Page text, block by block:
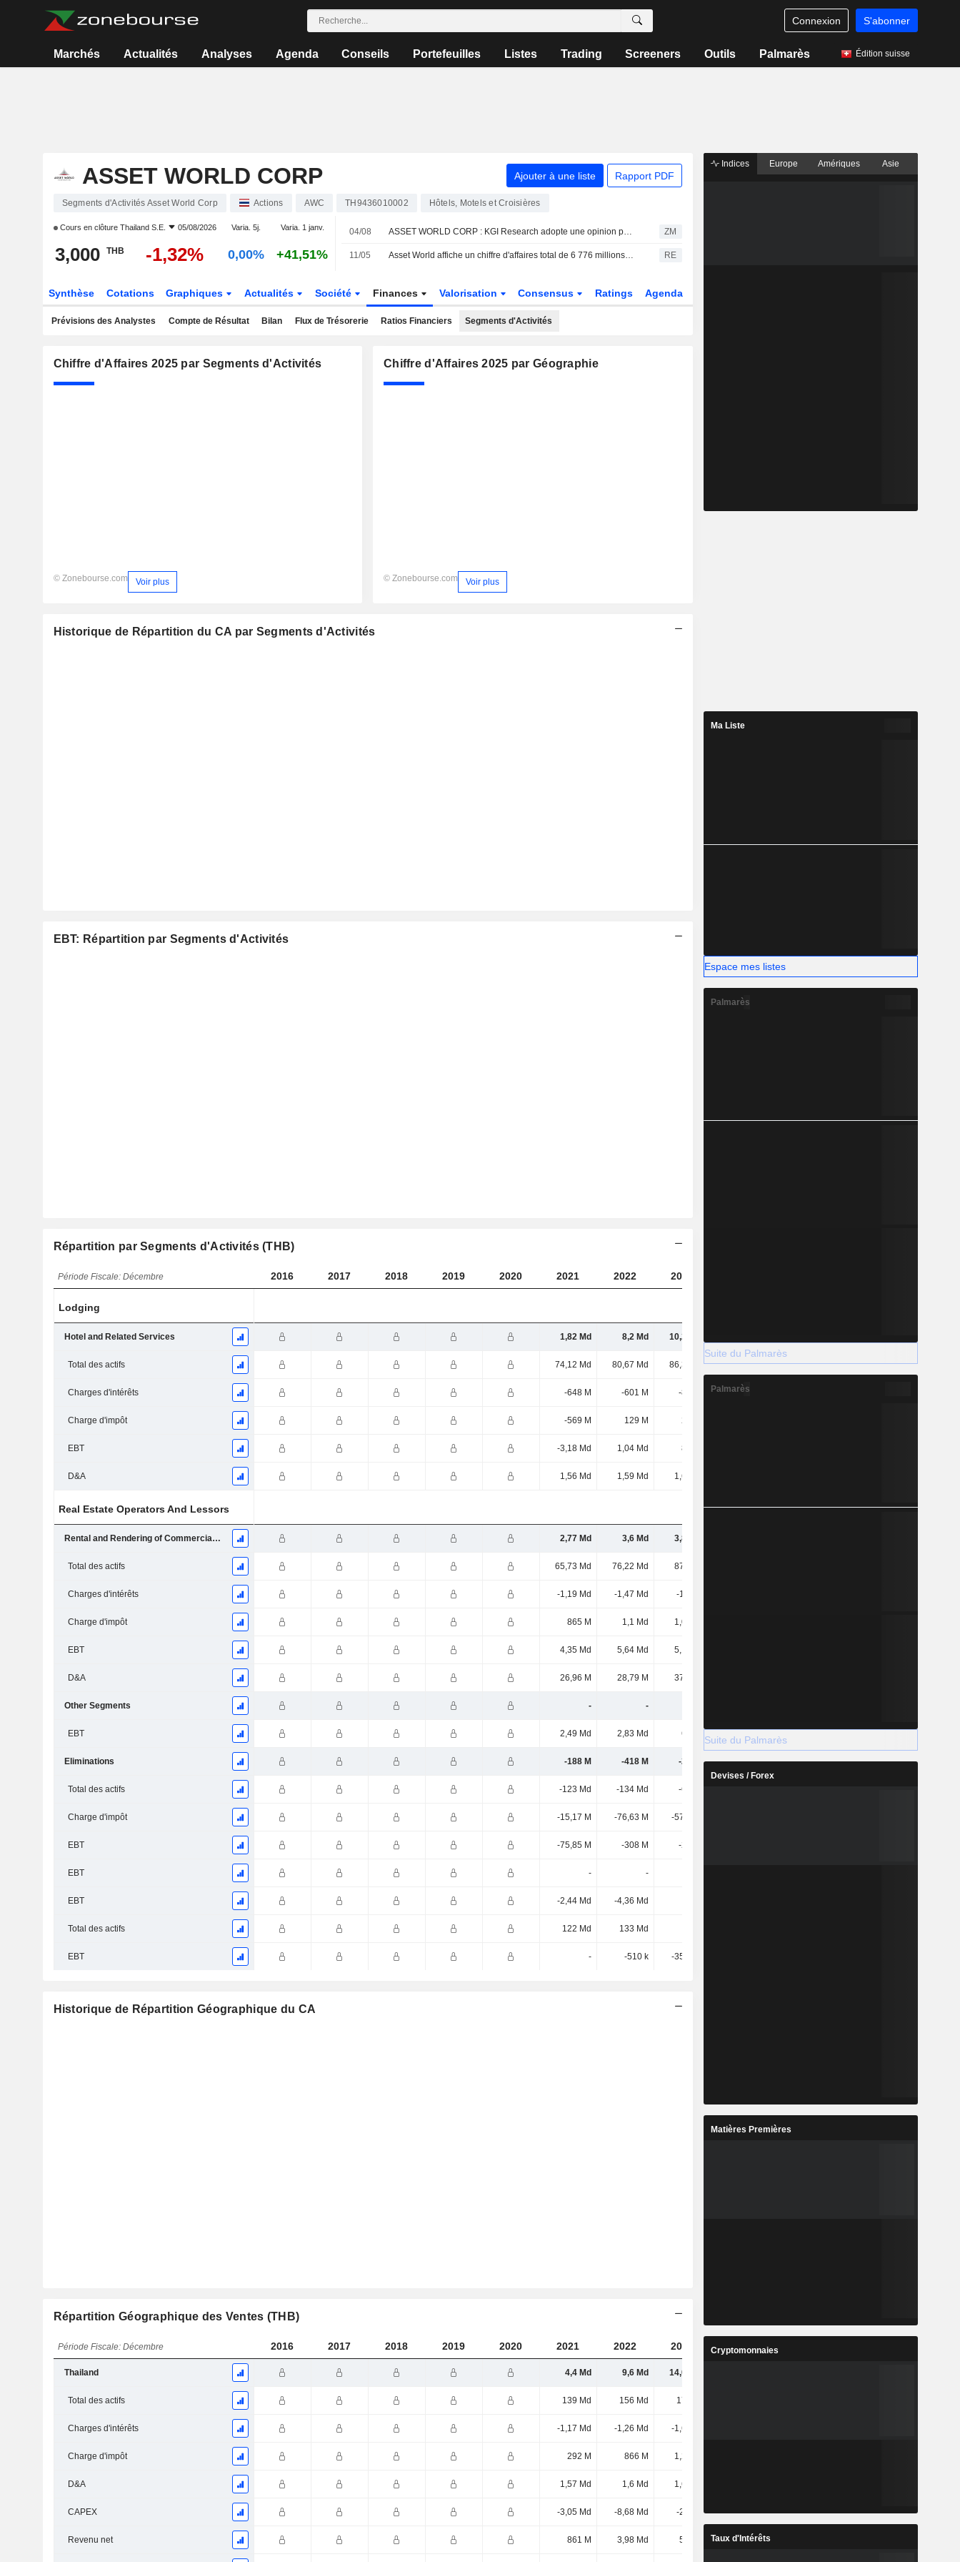
Connexion S'abonner
Marchés Actualités Analyses Agenda Conseils Portefeuilles Listes Trading Screeners Outils Palmarès Édition suisse
ASSET WORLD CORP Ajouter à une liste Rapport PDF
Segments d'Activités Asset World Corp Actions AWC TH9436010002 Hôtels, Motels et Croisières
Cours en clôture Thailand S.E. 05/08/2026 Varia. 5j. Varia. 1 janv.
3,000 THB -1,32% 0,00% +41,51%
04/08 ASSET WORLD CORP : KGI Research adopte une opinion positive ZM
11/05 Asset World affiche un chiffre d'affaires total de 6 776 millions de bahts au premier trimestre RE
Synthèse Cotations Graphiques Actualités Société Finances Valorisation Consensus Ratings Agenda
Prévisions des Analystes Compte de Résultat Bilan Flux de Trésorerie Ratios Financiers Segments d'Activités
Chiffre d'Affaires 2025 par Segments d'Activités
© Zonebourse.com Voir plus
Chiffre d'Affaires 2025 par Géographie
© Zonebourse.com Voir plus
Historique de Répartition du CA par Segments d'Activités
EBT: Répartition par Segments d'Activités
Répartition par Segments d'Activités (THB)
Période Fiscale: Décembre 2016 2017 2018 2019 2020 2021 2022 2023
Lodging
Hotel and Related Services 1,82 Md 8,2 Md 10,26 Md
Total des actifs 74,12 Md 80,67 Md 86,34 Md 89,5 Md 96,54 Md
Charges d'intérêts -648 M -601 M -835 M -583 M
Charge d'impôt -569 M 129 M 202 M
EBT -3,18 Md 1,04 Md 804 M
D&A 1,56 Md 1,59 Md 1,65 Md
Real Estate Operators And Lessors
Rental and Rendering of Commercial Building Services 2,77 Md 3,6 Md 3,85 Md
Total des actifs 65,73 Md 76,22 Md 87,3 Md
Charges d'intérêts -1,19 Md -1,47 Md -1,6 Md
Charge d'impôt 865 M 1,1 Md 1,01 Md
EBT 4,35 Md 5,64 Md 5,18 Md
D&A 26,96 M 28,79 M 37,31 M
Other Segments - -
EBT 2,49 Md 2,83 Md 682 M
Eliminations -188 M -418 M -265 M -328 M -366 M
Total des actifs -123 Md -134 Md -674 M
Charge d'impôt -15,17 M -76,63 M -57,45 M
EBT -75,85 M -308 M -276 M
EBT - -
EBT -2,44 Md -4,36 Md
Total des actifs 122 Md 133 Md
EBT - -510 k -35,42 M
Historique de Répartition Géographique du CA
Répartition Géographique des Ventes (THB)
Période Fiscale: Décembre 2016 2017 2018 2019 2020 2021 2022 2023 2024
Thailand 4,4 Md 9,6 Md 14,03 Md
Total des actifs 139 Md 156 Md 172 Md
Charges d'intérêts -1,17 Md -1,26 Md -1,69 Md
Charge d'impôt 292 M 866 M 1,25 Md
D&A 1,57 Md 1,6 Md 1,67 Md
CAPEX -3,05 Md -8,68 Md -2,7 Md -5,19 Md -7,5 Md
Revenu net 861 M 3,98 Md 5,1 Md 5,85 Md
Indices Europe Amériques Asie
Ma Liste
Espace mes listes
Palmarès
Suite du Palmarès
Palmarès
Suite du Palmarès
Devises / Forex
Matières Premières
Cryptomonnaies
Taux d'Intérêts